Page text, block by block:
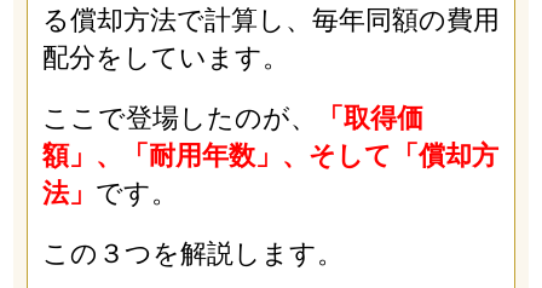
る償却方法で計算し、毎年同額の費用
配分をしています。
ここで登場したのが、
「取得価
額」、「耐用年数」、そして「償却方
法」 です。
この３つを解説します。